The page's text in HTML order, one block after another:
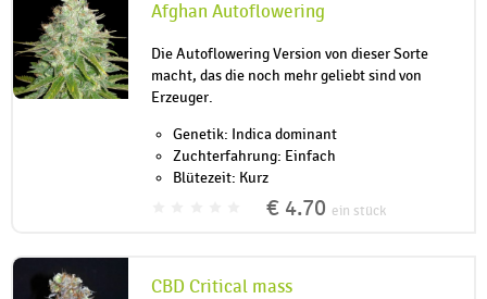
Afghan Autoflowering
Die Autoflowering Version von dieser Sorte
macht, das die noch mehr geliebt sind von
Erzeuger.
Genetik: Indica dominant
Zuchterfahrung: Einfach
Blütezeit: Kurz
€ 4.70 ein stück
CBD Critical mass